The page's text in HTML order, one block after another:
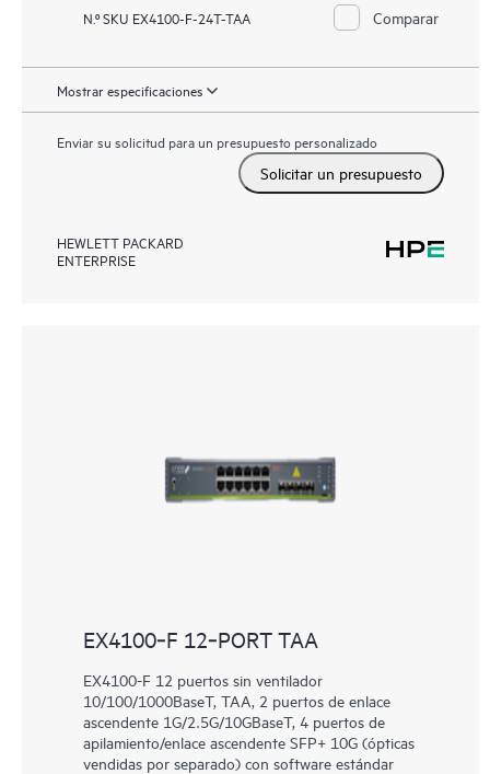
N.º SKU EX4100-F-24T-TAA Comparar
Mostrar especificaciones
Enviar su solicitud para un presupuesto personalizado
Solicitar un presupuesto
HEWLETT PACKARD
ENTERPRISE
EX4100‑F 12‑PORT TAA
EX4100-F 12 puertos sin ventilador
10/100/1000BaseT, TAA, 2 puertos de enlace
ascendente 1G/2.5G/10GBaseT, 4 puertos de
apilamiento/enlace ascendente SFP+ 10G (ópticas
vendidas por separado) con software estándar